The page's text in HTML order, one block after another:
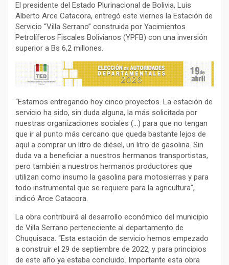
El presidente del Estado Plurinacional de Bolivia, Luis
Alberto Arce Catacora, entregó este viernes la Estación de
Servicio “Villa Serrano” construida por Yacimientos
Petrolíferos Fiscales Bolivianos (YPFB) con una inversión
superior a Bs 6,2 millones.
“Estamos entregando hoy cinco proyectos. La estación de
servicio ha sido, sin duda alguna, la más solicitada por
nuestras organizaciones sociales (…) para que no tengan
que ir al punto más cercano que queda bastante lejos de
aquí a comprar un litro de diésel, un litro de gasolina. Sin
duda va a beneficiar a nuestros hermanos transportistas,
pero también a nuestros hermanos productores que
utilizan como insumo la gasolina para motosierras y para
todo instrumental que se requiere para la agricultura”,
indicó Arce Catacora.
La obra contribuirá al desarrollo económico del municipio
de Villa Serrano perteneciente al departamento de
Chuquisaca. “Esta estación de servicio hemos empezado
a construir el 29 de septiembre de 2022, y para principios
de este año ya estaba concluido. Importante esta obra